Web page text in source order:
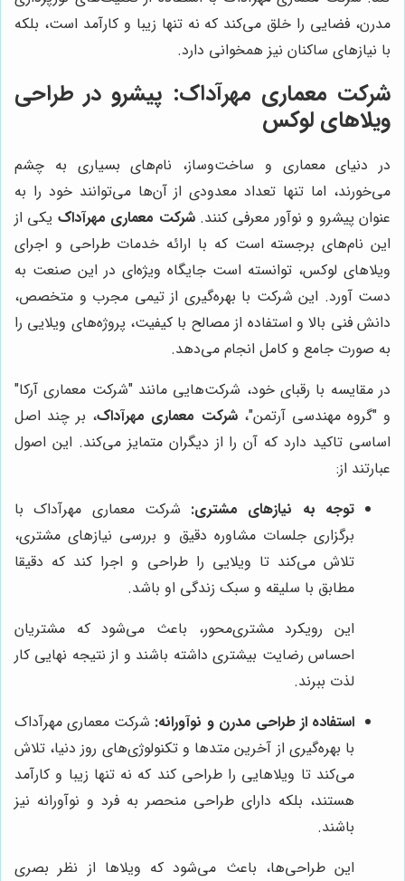
مدرن، فضایی را خلق می‌کند که نه تنها زیبا و کارآمد است، بلکه
با نیازهای ساکنان نیز همخوانی دارد.
شرکت معماری مهرآداک: پیشرو در طراحی
ویلاهای لوکس
در دنیای معماری و ساخت‌وساز، نام‌های بسیاری به چشم
می‌خورند، اما تنها تعداد معدودی از آن‌ها می‌توانند خود را به
عنوان پیشرو و نوآور معرفی کنند.شرکت معماری مهرآداک یکی از
این نام‌های برجسته است که با ارائه خدمات طراحی و اجرای
ویلاهای لوکس، توانسته است جایگاه ویژه‌ای در این صنعت به
دست آورد. این شرکت با بهره‌گیری از تیمی مجرب و متخصص،
دانش فنی بالا و استفاده از مصالح با کیفیت، پروژه‌های ویلایی را
به صورت جامع و کامل انجام می‌دهد.
در مقایسه با رقبای خود، شرکت‌هایی مانند "شرکت معماری آرکا"
و "گروه مهندسی آرتمن"،شرکت معماری مهرآداک، بر چند اصل
اساسی تاکید دارد که آن را از دیگران متمایز می‌کند. این اصول
عبارتند از:
توجه به نیازهای مشتری: شرکت معماری مهرآداک با
برگزاری جلسات مشاوره دقیق و بررسی نیازهای مشتری،
تلاش می‌کند تا ویلایی را طراحی و اجرا کند که دقیقا
مطابق با سلیقه و سبک زندگی او باشد.
این رویکرد مشتری‌محور، باعث می‌شود که مشتریان
احساس رضایت بیشتری داشته باشند و از نتیجه نهایی کار
لذت ببرند.
استفاده از طراحی مدرن و نوآورانه: شرکت معماری مهرآداک
با بهره‌گیری از آخرین متدها و تکنولوژی‌های روز دنیا، تلاش
می‌کند تا ویلاهایی را طراحی کند که نه تنها زیبا و کارآمد
هستند، بلکه دارای طراحی منحصر به فرد و نوآورانه نیز
باشند.
این طراحی‌ها، باعث می‌شود که ویلاها از نظر بصری